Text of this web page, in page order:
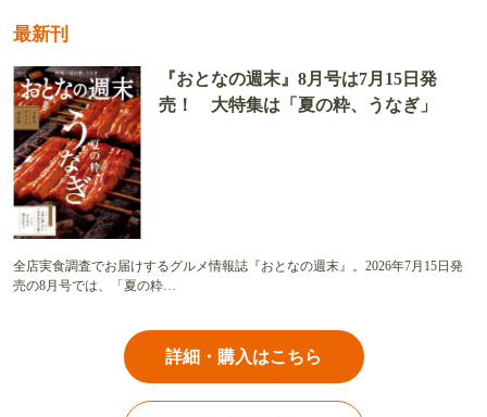
最新刊
『おとなの週末』8月号は7月15日発
売！ 大特集は「夏の粋、うなぎ」
全店実食調査でお届けするグルメ情報誌『おとなの週末』。2026年7月15日発
売の8月号では、「夏の粋…
詳細・購入はこちら